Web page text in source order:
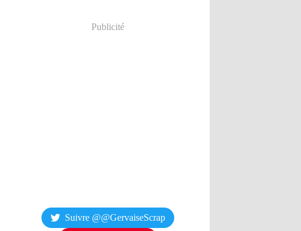
Publicité
Suivre @@GervaiseScrap